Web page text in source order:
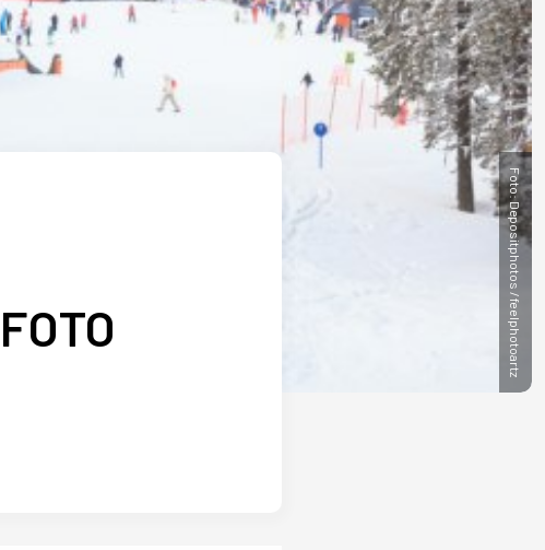
Foto: Depositphotos / feelphotoartz